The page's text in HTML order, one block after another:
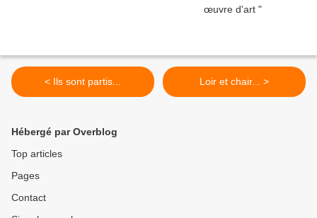
< Ils sont partis... Loir et chair... >
Hébergé par Overblog
Top articles
Pages
Contact